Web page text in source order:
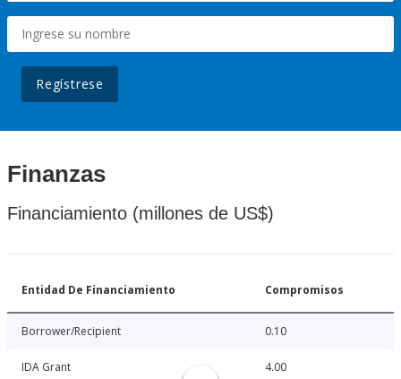
Regístrese
Finanzas
Financiamiento (millones de US$)
Entidad De Financiamiento Compromisos
Borrower/Recipient 0.10
IDA Grant 4.00